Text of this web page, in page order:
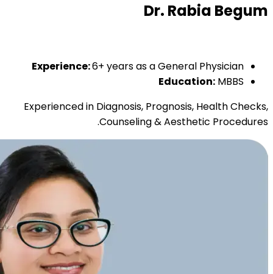
Dr. Rabia Begum
Experience:6+ years as a General Physician
Education: MBBS
Experienced in Diagnosis, Prognosis, Health Checks,
Counseling & Aesthetic Procedures.